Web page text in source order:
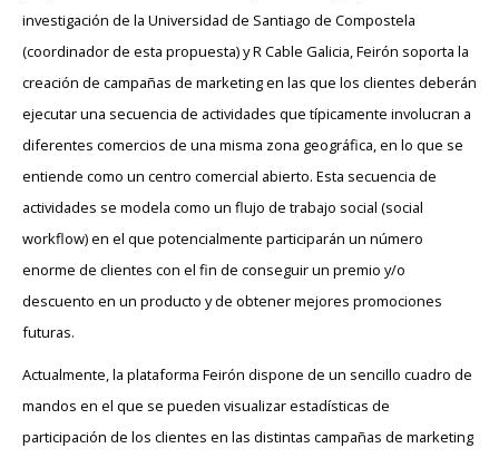
investigación de la Universidad de Santiago de Compostela
(coordinador de esta propuesta) y R Cable Galicia, Feirón soporta la
creación de campañas de marketing en las que los clientes deberán
ejecutar una secuencia de actividades que típicamente involucran a
diferentes comercios de una misma zona geográfica, en lo que se
entiende como un centro comercial abierto. Esta secuencia de
actividades se modela como un flujo de trabajo social (social
workflow) en el que potencialmente participarán un número
enorme de clientes con el fin de conseguir un premio y/o
descuento en un producto y de obtener mejores promociones
futuras.
Actualmente, la plataforma Feirón dispone de un sencillo cuadro de
mandos en el que se pueden visualizar estadísticas de
participación de los clientes en las distintas campañas de marketing